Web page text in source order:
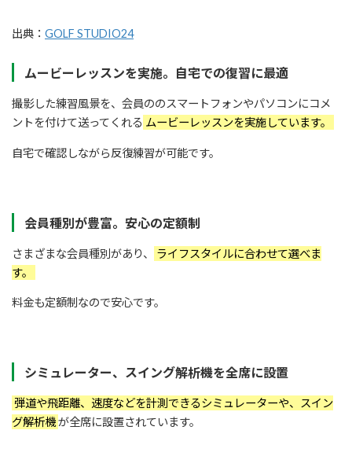
出典： GOLF STUDIO24
ムービーレッスンを実施。自宅での復習に最適
撮影した練習風景を、会員ののスマートフォンやパソコンにコメ
ントを付けて送ってくれる ムービーレッスンを実施しています。
自宅で確認しながら反復練習が可能です。
会員種別が豊富。安心の定額制
さまざまな会員種別があり、
ライフスタイルに合わせて選べま
す。
料金も定額制なので安心です。
シミュレーター、スイング解析機を全席に設置
弾道や飛距離、速度などを計測できるシミュレーターや、スイン
グ解析機が全席に設置されています。